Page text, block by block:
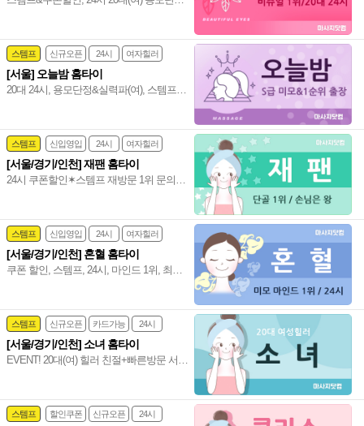
이~♥
스템프 신규오픈 24시 여자힐러
심야영업
[서울] 오늘밤 홈타이
20대 24시, 용모단정&실력파(여), 스템프 1
스템프 신입영입 24시 여자힐러
감성전문
[서울/경기/인천] 재팬 홈타이
24시 쿠폰할인✶스템프 재방문 1위 문의폭
스템프 신입영입 24시 여자힐러
감성전문
[서울/경기/인천] 혼혈 홈타이
쿠폰 할인, 스템프, 24시, 마인드 1위, 최강
스템프 신규오픈 카드가능 24시
홈케어
[서울/경기/인천] 소녀 홈타이
EVENT! 20대(여) 힐러 친절+빠른방문 서
이~❤️
스템프 할인쿠폰 신규오픈 24시